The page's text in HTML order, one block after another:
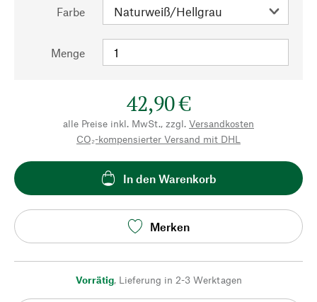
Farbe
Menge
42,90 €
alle Preise inkl. MwSt., zzgl. Versandkosten
CO₂-kompensierter Versand mit DHL
In den Warenkorb
Merken
Vorrätig, Lieferung in 2-3 Werktagen